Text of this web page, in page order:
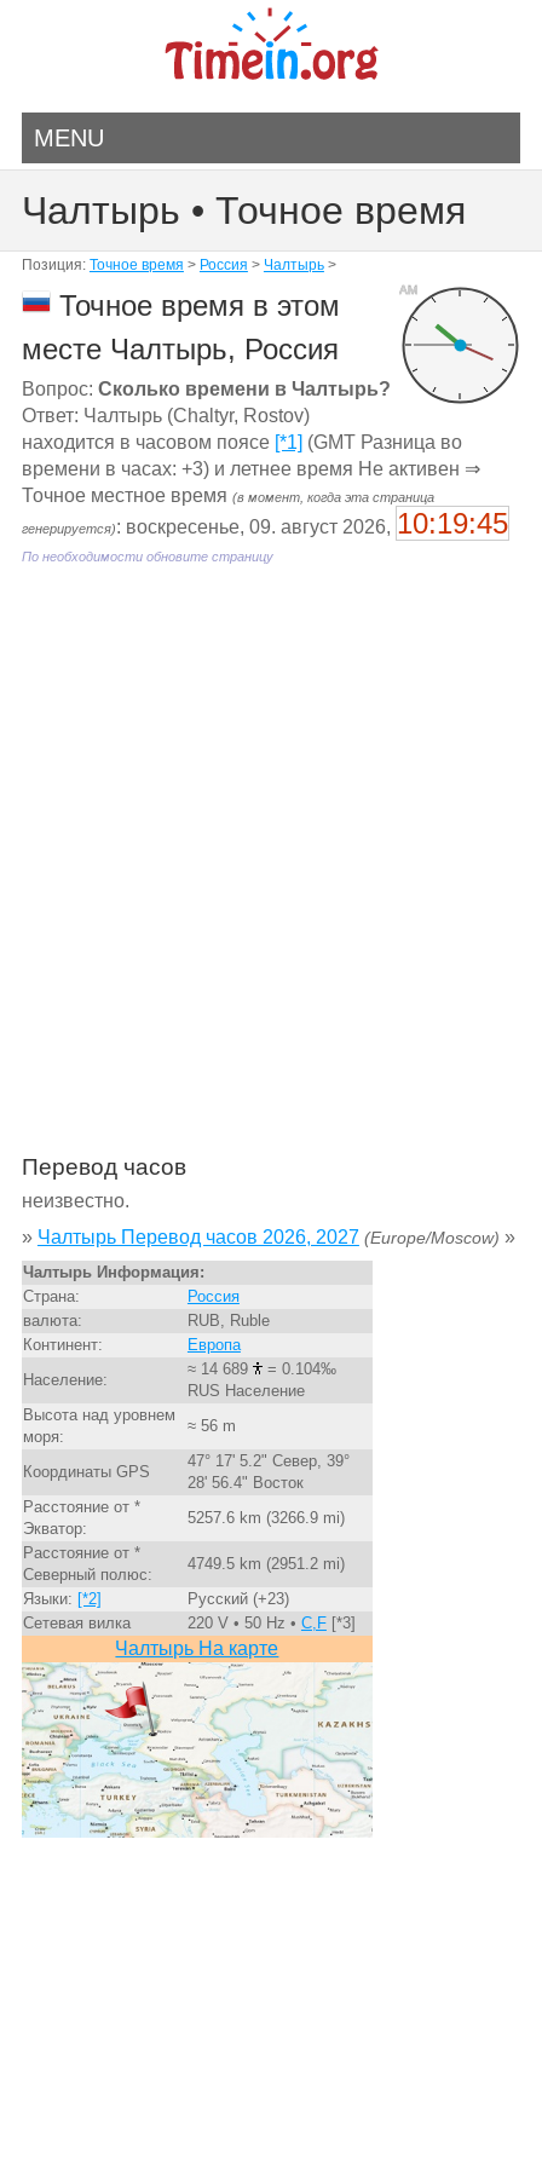
MENU
Чалтырь • Точное время
Позиция: Точное время > Россия > Чалтырь>
AM
Точное время в этом
месте Чалтырь, Россия
Вопрос: Сколько времени в Чалтырь?
Ответ: Чалтырь (Chaltyr, Rostov)
находится в часовом поясе [*1] (GMT Разница во
времени в часах: +3) и летнее время Не активен ⇒
Точное местное время (в момент, когда эта страница
генерируется): воскресенье, 09. август 2026, 10:19:45
По необходимости обновите страницу
Перевод часов
неизвестно.
» Чалтырь Перевод часов 2026, 2027 (Europe/Moscow) »
Чалтырь Информация:
Страна:
Россия
валюта:
RUB, Ruble
Континент:
Европа
Население:
≈ 14 689
= 0.104‰
RUS Население
Высота над уровнем
моря:
≈ 56 m
Координаты GPS
47° 17' 5.2" Север, 39°
28' 56.4" Восток
Расстояние от *
Экватор:
5257.6 km (3266.9 mi)
Расстояние от *
Северный полюс:
4749.5 km (2951.2 mi)
Языки: [*2]
Русский (+23)
Сетевая вилка
220 V • 50 Hz • C,F[*3]
Чалтырь На карте